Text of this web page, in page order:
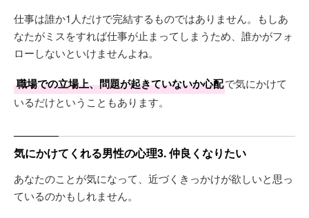
仕事は誰か1人だけで完結するものではありません。もしあ
なたがミスをすれば仕事が止まってしまうため、誰かがフォ
ローしないといけませんよね。
職場での立場上、問題が起きていないか心配で気にかけて
いるだけということもあります。
気にかけてくれる男性の心理3. 仲良くなりたい
あなたのことが気になって、近づくきっかけが欲しいと思っ
ているのかもしれません。